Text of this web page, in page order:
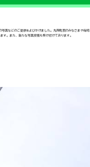
真などのご提供をよびかけました。丸森町民のみなさまや当
す。また、新たな写真投稿も受け付けております。